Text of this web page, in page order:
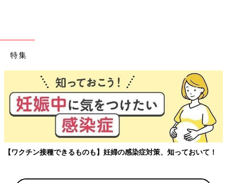
特集
【ワクチン接種できるものも】妊婦の感染症対策、知っておいて！